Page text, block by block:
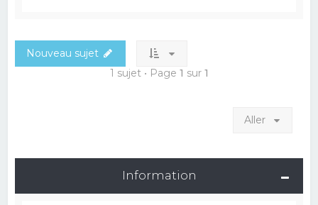
Nouveau sujet
1 sujet • Page 1 sur 1
Aller
Information